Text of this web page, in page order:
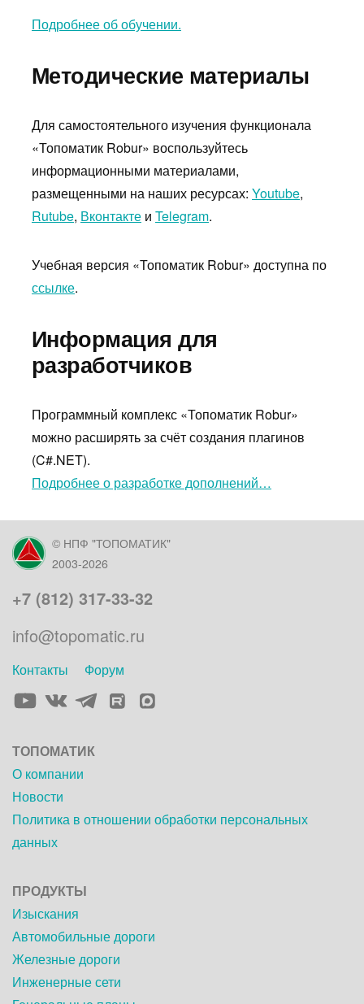
Подробнее об обучении.
Методические материалы
Для самостоятельного изучения функционала
«Топоматик Robur» воспользуйтесь
информационными материалами,
размещенными на наших ресурсах: Youtube,
Rutube, Вконтакте и Telegram.
Учебная версия «Топоматик Robur» доступна по
ссылке.
Информация для
разработчиков
Программный комплекс «Топоматик Robur»
можно расширять за счёт создания плагинов
(C#.NET).
Подробнее о разработке дополнений…
© НПФ "ТОПОМАТИК"
2003-2026
+7 (812) 317-33-32
info@topomatic.ru
Контакты
Форум
ЭлементЭлемент
ЭлементЭлемент
ТОПОМАТИК
О компании
Новости
Политика в отношении обработки персональных
данных
ПРОДУКТЫ
Изыскания
Автомобильные дороги
Железные дороги
Инженерные сети